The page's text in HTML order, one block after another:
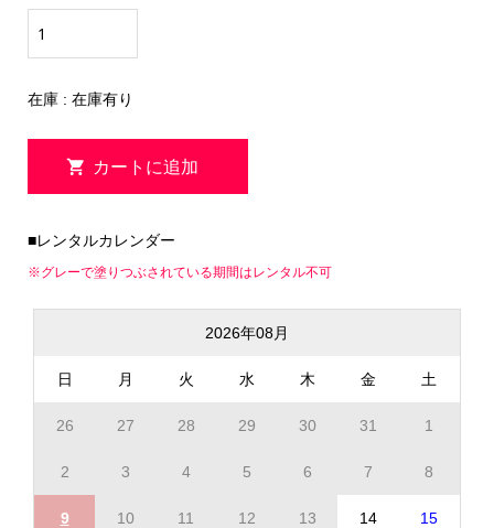
在庫 : 在庫有り
■レンタルカレンダー
※グレーで塗りつぶされている期間はレンタル不可
2026年08月
日 月 火 水 木 金 土
26 27 28 29 30 31 1
2 3 4 5 6 7 8
9 10 11 12 13 14 15